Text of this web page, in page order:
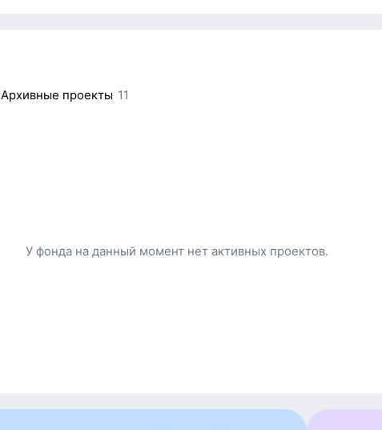
хакимьянов
Архивные проекты 11
У фонда на данный момент нет активных проектов.